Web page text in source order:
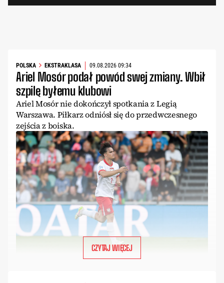
POLSKA EKSTRAKLASA 09.08.2026 09:34
Ariel Mosór podał powód swej zmiany. Wbił
szpilę byłemu klubowi
Ariel Mosór nie dokończył spotkania z Legią
Warszawa. Piłkarz odniósł się do przedwczesnego
zejścia z boiska.
CZYTAJ WIĘCEJ